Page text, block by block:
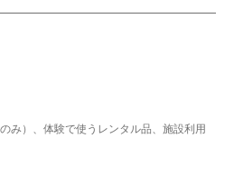
み）、体験で使うレンタル品、施設利用